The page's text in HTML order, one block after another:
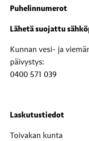
Puhelinnumerot
Lähetä suojattu
Kunnan vesi- ja
päivystys:
0400 571 039
Laskutustiedot
Toivakan kunta